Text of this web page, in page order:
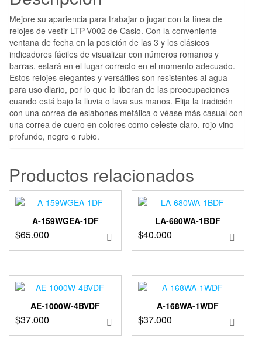
Mejore su apariencia para trabajar o jugar con la línea de
relojes de vestir LTP-V002 de Casio. Con la conveniente
ventana de fecha en la posición de las 3 y los clásicos
indicadores fáciles de visualizar con números romanos y
barras, estará en el lugar correcto en el momento adecuado.
Estos relojes elegantes y versátiles son resistentes al agua
para uso diario, por lo que lo liberan de las preocupaciones
cuando está bajo la lluvia o lava sus manos. Elija la tradición
con una correa de eslabones metálica o véase más casual con
una correa de cuero en colores como celeste claro, rojo vino
profundo, negro o rubio.
Productos relacionados
A-159WGEA-1DF
$65.000
LA-680WA-1BDF
$40.000
AE-1000W-4BVDF
$37.000
A-168WA-1WDF
$37.000